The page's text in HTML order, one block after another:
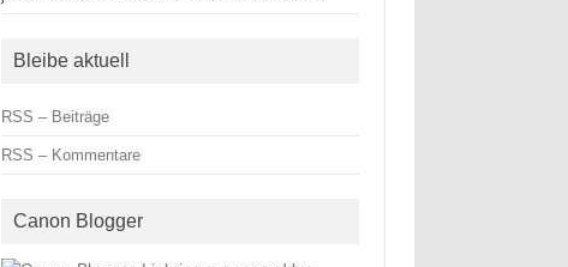
Bleibe aktuell
RSS – Beiträge
RSS – Kommentare
Canon Blogger